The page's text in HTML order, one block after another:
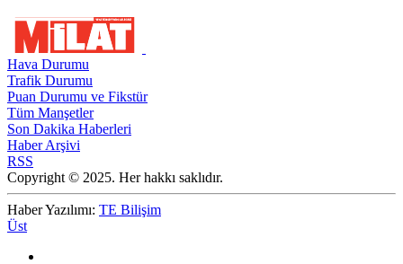
Hava Durumu
Trafik Durumu
Puan Durumu ve Fikstür
Tüm Manşetler
Son Dakika Haberleri
Haber Arşivi
RSS
Copyright © 2025. Her hakkı saklıdır.
Haber Yazılımı: TE Bilişim
Üst